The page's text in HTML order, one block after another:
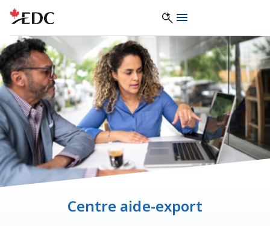
Centre aide-export